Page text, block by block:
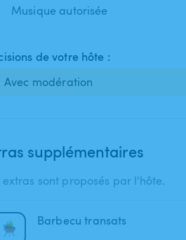
Musique autorisée
de votre hôte :
Avec modération
supplémentaires
extras sont proposés par l'hôte.
Barbecu transats